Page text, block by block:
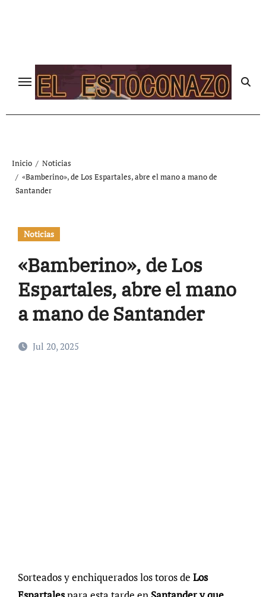
Inicio
Noticias
«Bamberino», de Los Espartales, abre el mano a mano de
Santander
Noticias
«Bamberino», de Los
Espartales, abre el mano
a mano de Santander
Jul 20, 2025
Sorteados y enchiquerados los toros de Los